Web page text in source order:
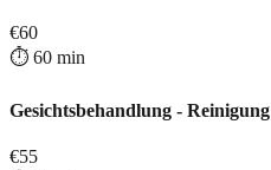
€60
⏱️ 60 min
Gesichtsbehandlung - Reinigung
€55